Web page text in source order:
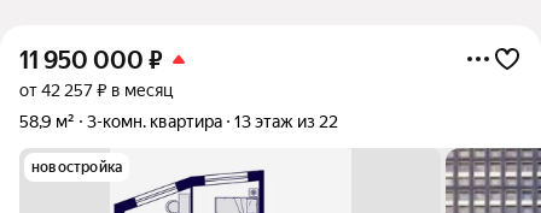
11 950 000 ₽
от 42 257 ₽ в месяц
58,9 м²
3-комн. квартира 13 этаж из 22
новостройка